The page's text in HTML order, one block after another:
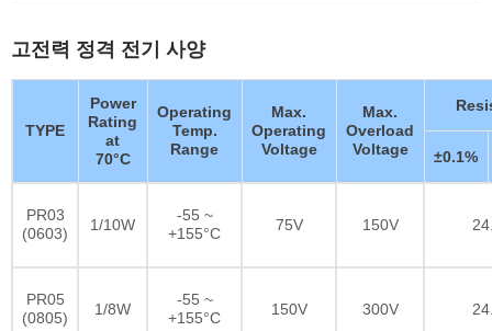
고전력 정격 전기 사양
TYPE
Power
Rating
at
70°C
Operating
Temp.
Range
Max.
Operating
Voltage
Max.
Overload
Voltage
±0.1%
PR03
(0603)
1/10W
-55 ~
+155°C
75V 150V
PR05
(0805)
1/8W
-55 ~
+155°C
150V 300V